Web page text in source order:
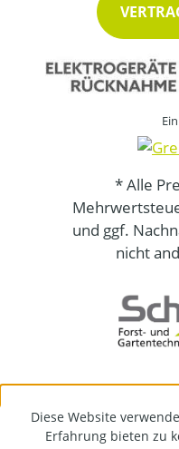
* Alle
und ggf.
nicht
Diese Website
Erfahrung bieten zu